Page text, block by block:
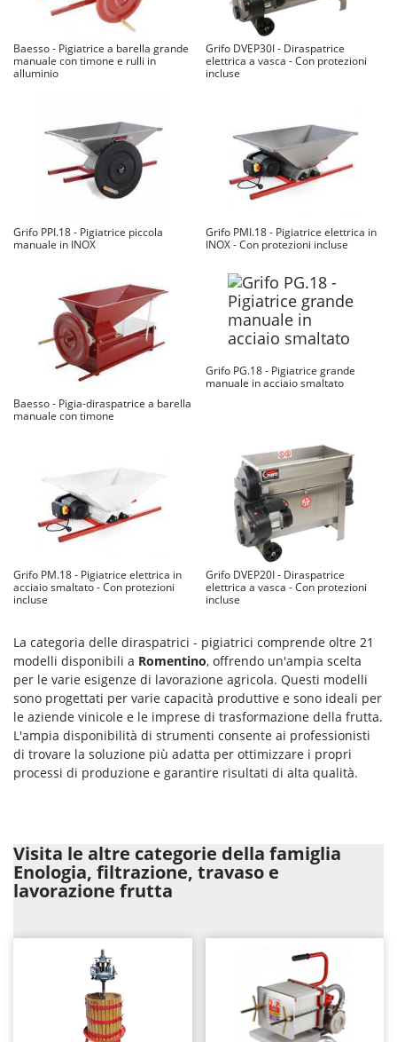
Baesso - Pigiatrice a barella grande
manuale con timone e rulli in
alluminio
Grifo DVEP30I - Diraspatrice
elettrica a vasca - Con protezioni
incluse
Grifo PPI.18 - Pigiatrice piccola
manuale in INOX
Grifo PMI.18 - Pigiatrice elettrica in
INOX - Con protezioni incluse
Baesso - Pigia-diraspatrice a barella
manuale con timone
Grifo PG.18 - Pigiatrice grande
manuale in acciaio smaltato
Grifo PM.18 - Pigiatrice elettrica in
acciaio smaltato - Con protezioni
incluse
Grifo DVEP20I - Diraspatrice
elettrica a vasca - Con protezioni
incluse
La categoria delle diraspatrici - pigiatrici comprende oltre 21
modelli disponibili a Romentino, offrendo un'ampia scelta
per le varie esigenze di lavorazione agricola. Questi modelli
sono progettati per varie capacità produttive e sono ideali per
le aziende vinicole e le imprese di trasformazione della frutta.
L'ampia disponibilità di strumenti consente ai professionisti
di trovare la soluzione più adatta per ottimizzare i propri
processi di produzione e garantire risultati di alta qualità.
Visita le altre categorie della famiglia
Enologia, filtrazione, travaso e
lavorazione frutta